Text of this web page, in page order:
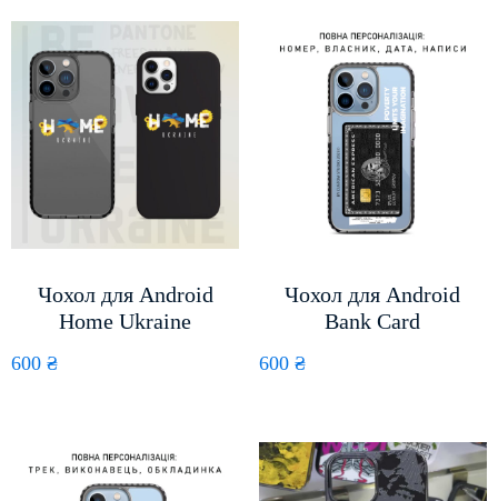
Чохол для Android
Home Ukraine
600 ₴
Чохол для Android
Bank Card
600 ₴